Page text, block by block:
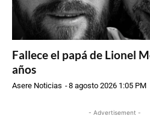
Fallece el papá de Lionel
años
Asere Noticias -8 agosto 2026 1:05 PM
- Advertisement -